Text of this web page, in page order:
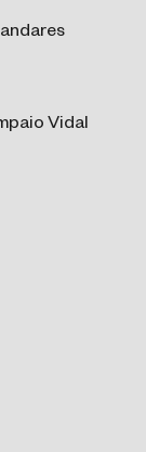
Vidal